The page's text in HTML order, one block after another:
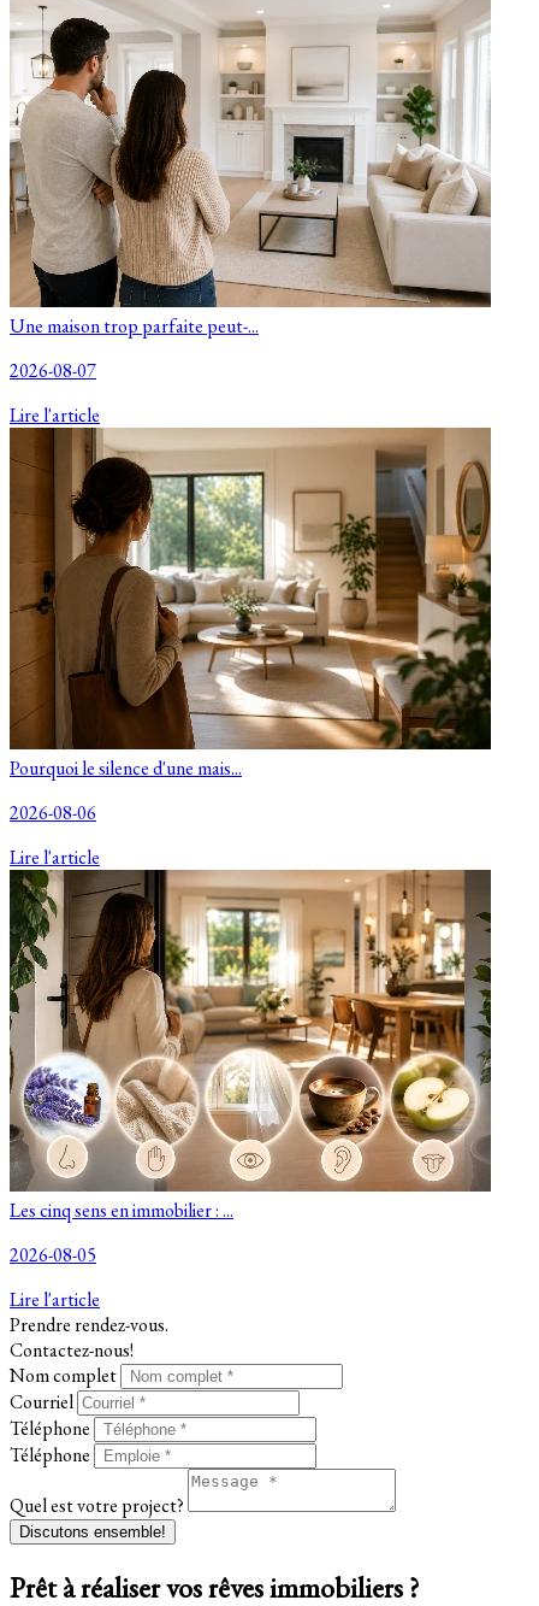
Une maison trop parfaite peut-...
2026-08-07
Lire l'article
Pourquoi le silence d'une mais...
2026-08-06
Lire l'article
Les cinq sens en immobilier : ...
2026-08-05
Lire l'article
Prendre rendez-vous.
Contactez-nous!
Nom complet
Courriel
Téléphone
Téléphone
Quel est votre project?
Discutons ensemble!
Prêt à réaliser vos rêves immobiliers ?